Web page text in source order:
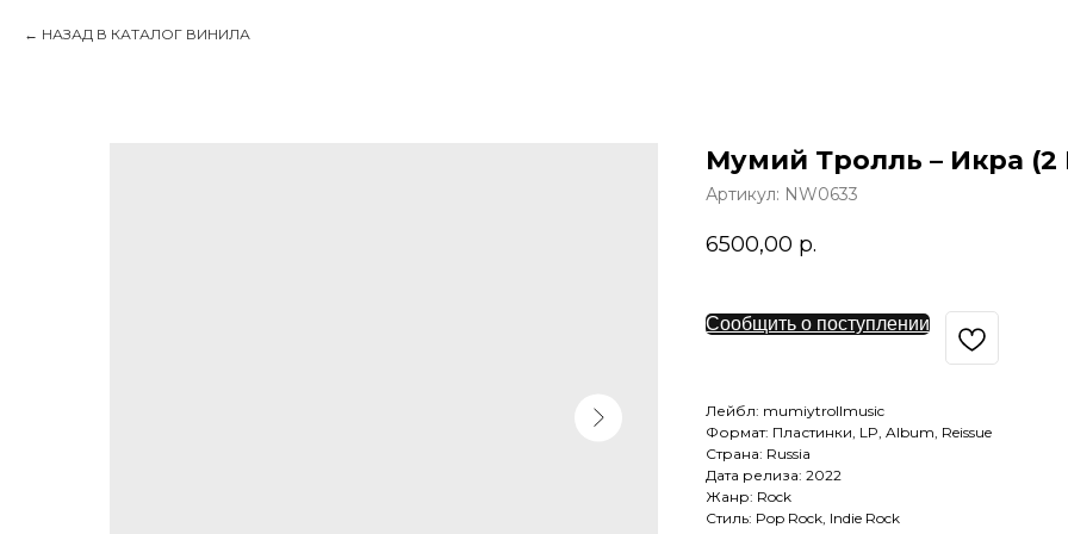
НАЗАД В КАТАЛОГ ВИНИЛА
Мумий Тролль – Икра (2
Артикул: NW0633
6500,00 р.
Сообщить о поступлении
Лейбл: mumiytrollmusic
Формат: Пластинки, LP, Album, Reissue
Страна: Russia
Дата релиза: 2022
Жанр: Rock
Стиль: Pop Rock, Indie Rock